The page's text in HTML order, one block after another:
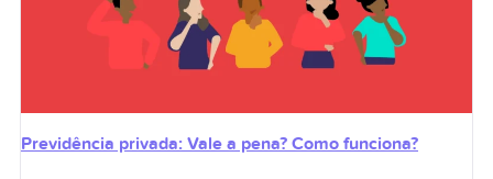
Previdência privada: Vale a pena? Como funciona?